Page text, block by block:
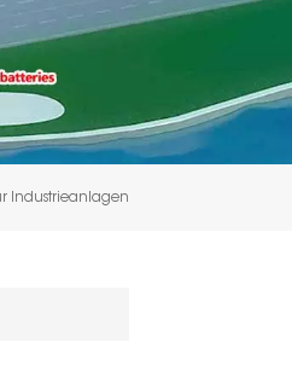
Industrieanlagen